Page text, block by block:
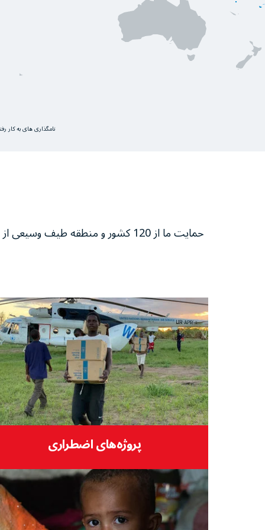
نامگذاری های به کار
حمایت ما از 120 کشور و منطقه طیف وسیعی از فعالیت‌ها برای نجات و تغییر زندگی‌ افراد را با هدف نهایی به صفر رساندن گرسنگی در سراسر جهان شامل می‌شود.
پروژه‌های اضطراری